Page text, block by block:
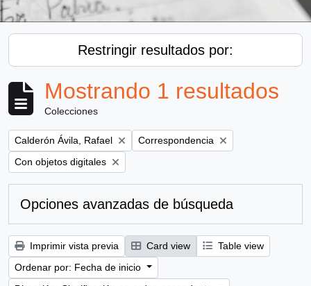
Restringir resultados por:
Mostrando 1 resultados
Colecciones
Remove filter:
Calderón Ávila, Rafael Remove filter:
Correspondencia
Remove filter:
Con objetos digitales
Opciones avanzadas de búsqueda
Imprimir vista previa Card view
Table view
Ordenar por: Fecha de inicio